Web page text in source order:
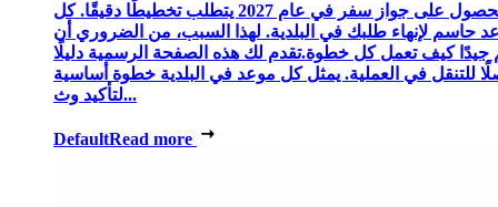
الحصول على جواز سفر في عام 2027 يتطلب تخطيطًا دقيقًا. كل
حاسم لإنهاء طلبك في البلدية. لهذا السبب، من الضروري أن
جيدًا كيف تعمل كل خطوة.تقدم لك هذه الصفحة الرسمية دليلًا
للتنقل في العملية. يمثل كل موعد في البلدية خطوة أساسية
لتأكيد وث...
DefaultRead more